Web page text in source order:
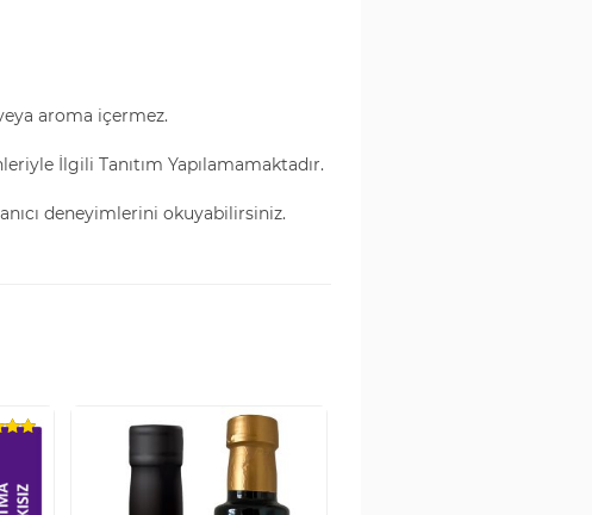
aroma içermez.
İlgili Tanıtım Yapılamamaktadır.
deneyimlerini okuyabilirsiniz.